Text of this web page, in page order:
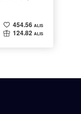
454.56 ALIS
124.82 ALIS